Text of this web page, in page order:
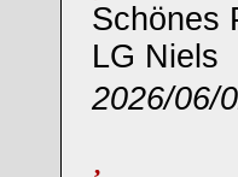
Schönes
LG Niels
2026/06/